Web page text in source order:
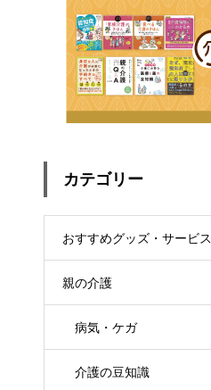
カテゴリー
おすすめグッズ・サービス
親の介護
病気・ケガ
介護の豆知識